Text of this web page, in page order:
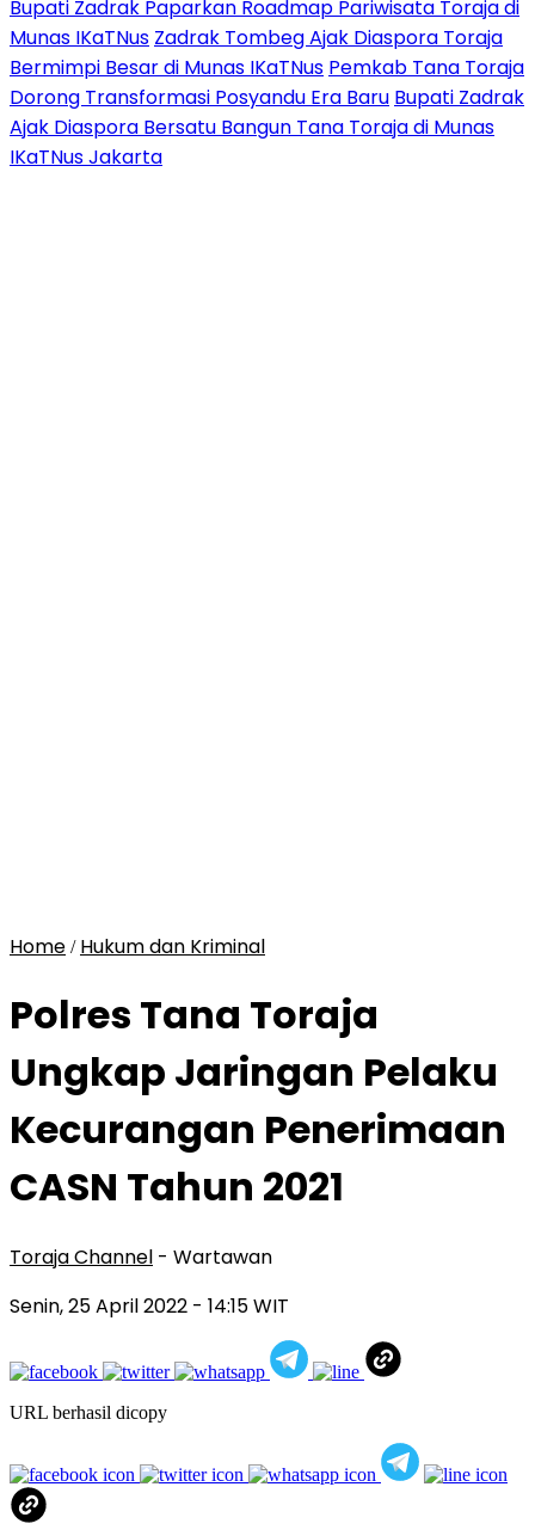
Bupati Zadrak Paparkan Roadmap Pariwisata Toraja di
Munas IKaTNus Zadrak Tombeg Ajak Diaspora Toraja
Bermimpi Besar di Munas IKaTNus Pemkab Tana Toraja
Dorong Transformasi Posyandu Era Baru Bupati Zadrak
Ajak Diaspora Bersatu Bangun Tana Toraja di Munas
IKaTNus Jakarta
Home / Hukum dan Kriminal
Polres Tana Toraja
Ungkap Jaringan Pelaku
Kecurangan Penerimaan
CASN Tahun 2021
Toraja Channel - Wartawan
Senin, 25 April 2022 - 14:15 WIT
URL berhasil dicopy